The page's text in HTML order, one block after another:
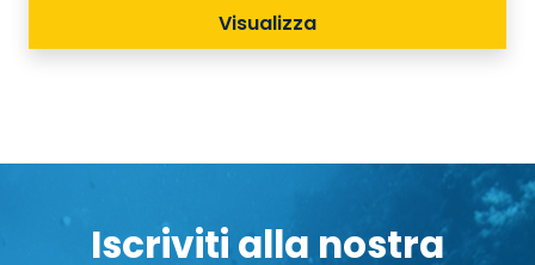
Visualizza
Iscriviti alla nostra